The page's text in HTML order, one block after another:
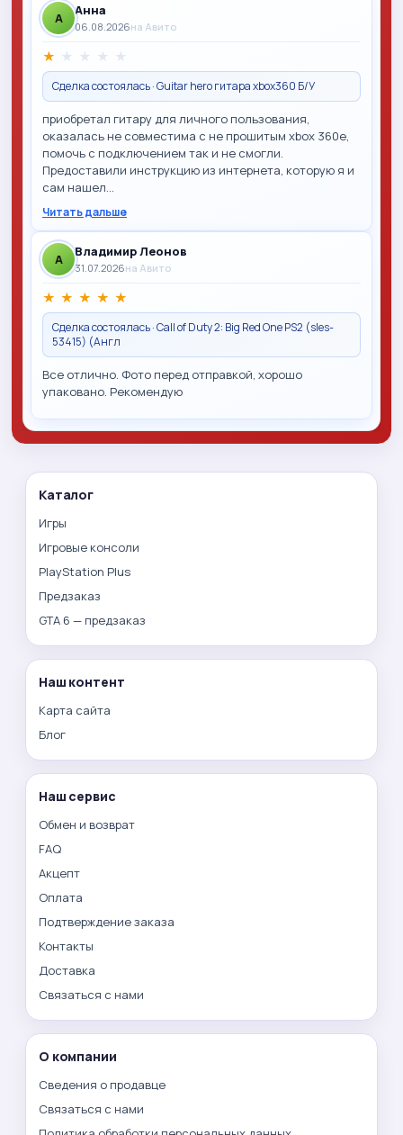
A Анна
06.08.2026на Авито
★ ★ ★ ★ ★
Сделка состоялась · Guitar hero гитара xbox360 Б/У
приобретал гитару для личного пользования,
оказалась не совместима с не прошитым xbox 360e,
помочь с подключением так и не смогли.
Предоставили инструкцию из интернета, которую я и
сам нашел…
Читать дальше
A Владимир Леонов
31.07.2026на Авито
★ ★ ★ ★ ★
Сделка состоялась · Call of Duty 2: Big Red One PS2 (sles-
53415) (Англ
Все отлично. Фото перед отправкой, хорошо
упаковано. Рекомендую
Каталог
Игры
Игровые консоли
PlayStation Plus
Предзаказ
GTA 6 — предзаказ
Наш контент
Карта сайта
Блог
Наш сервис
Обмен и возврат
FAQ
Акцепт
Оплата
Подтверждение заказа
Контакты
Доставка
Связаться с нами
О компании
Сведения о продавце
Связаться с нами